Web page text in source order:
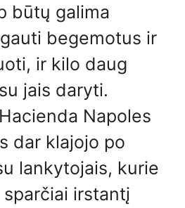
būtų galima
begemotus ir
ir kilo daug
jais daryti.
Napoles
dar klajojo po
lankytojais, kurie
irstantį